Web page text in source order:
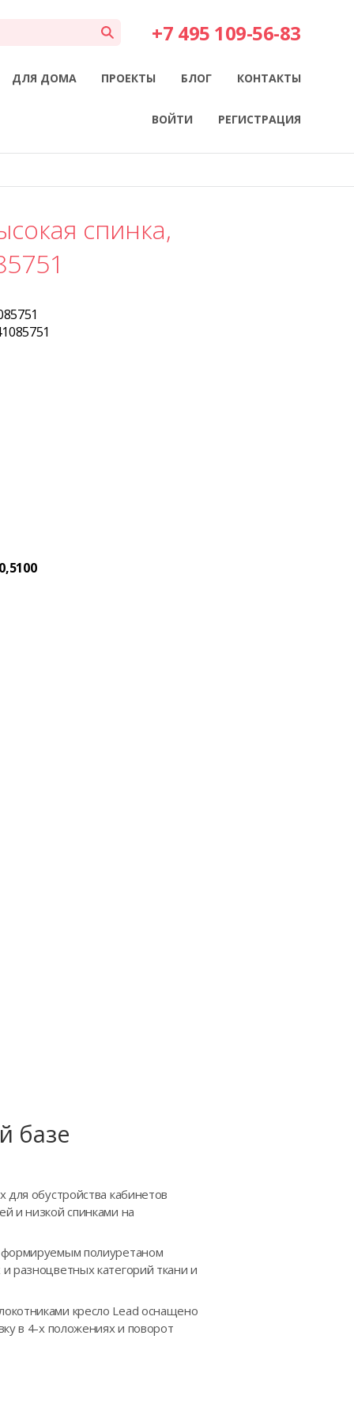
+7 495 109-56-83
ДЛЯ ДОМА ПРОЕКТЫ БЛОГ КОНТАКТЫ
ВОЙТИ РЕГИСТРАЦИЯ
спинка,
базе
обустройства кабинетов
и низкой спинками на
полиуретаном
разноцветных категорий ткани и
кресло Lead оснащено
в 4-х положениях и поворот